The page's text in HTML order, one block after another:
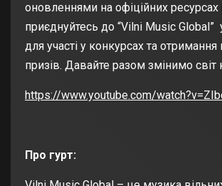
оновленнями на офіційних ресурсах
приєднуйтесь до “Vilni Music Global”
для участі у конкурсах та отримання
призів. Давайте разом змінимо
https://www.youtube.com/
Про гурт: